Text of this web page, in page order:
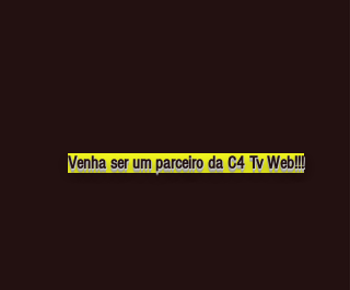
Venha ser um parceiro da C4 Tv Web!!!